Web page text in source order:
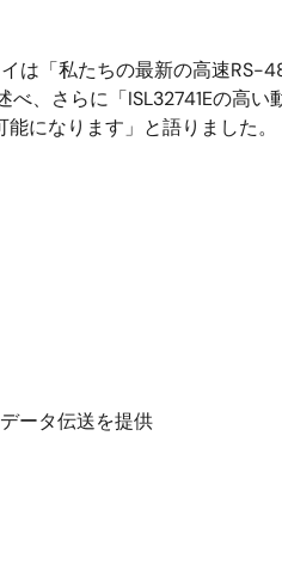
は「私たちの最新の高速RS-
、さらに「ISL32741Eの高い
になります」と語りました。
ータ伝送を提供